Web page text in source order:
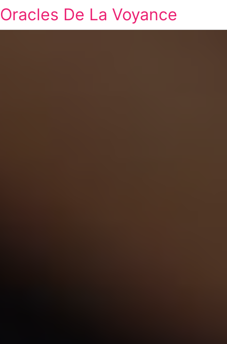
Oracles De La Voyance